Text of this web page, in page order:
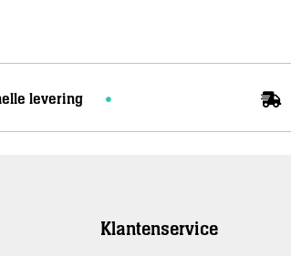
levering
Klantenservice